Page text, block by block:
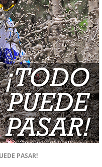
PASAR!